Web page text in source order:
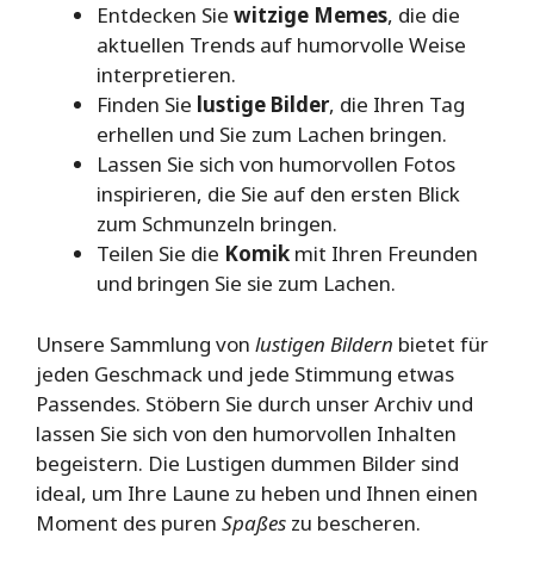
Entdecken Sie witzige Memes, die die
aktuellen Trends auf humorvolle Weise
interpretieren.
Finden Sie lustige Bilder, die Ihren Tag
erhellen und Sie zum Lachen bringen.
Lassen Sie sich von humorvollen Fotos
inspirieren, die Sie auf den ersten Blick
zum Schmunzeln bringen.
Teilen Sie die Komik mit Ihren Freunden
und bringen Sie sie zum Lachen.
Unsere Sammlung von lustigen Bildern bietet für
jeden Geschmack und jede Stimmung etwas
Passendes. Stöbern Sie durch unser Archiv und
lassen Sie sich von den humorvollen Inhalten
begeistern. Die Lustigen dummen Bilder sind
ideal, um Ihre Laune zu heben und Ihnen einen
Moment des puren Spaßes zu bescheren.